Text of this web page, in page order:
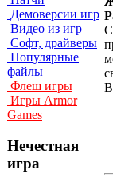
Демоверсии игр
Видео из игр
Софт, драйверы
Популярные
файлы
Флеш игры
Игры Armor
Games
Нечестная
игра